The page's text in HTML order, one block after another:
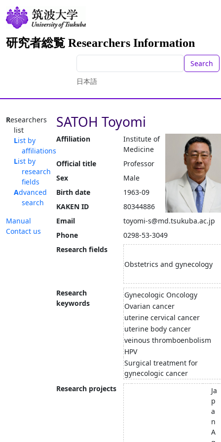
研究者総覧 Researchers Information
Search
日本語
Researchers
list
List by
affiliations
List by
research
fields
Advanced
search
Manual
Contact us
SATOH Toyomi
Affiliation
Institute of
Medicine
Official title
Professor
Sex
Male
Birth date
1963-09
KAKEN ID
80344886
Email
toyomi-s@md.tsukuba.ac.jp
Phone
0298-53-3049
Research fields
Obstetrics and gynecology
Research
keywords
Gynecologic Oncology
Ovarian cancer
uterine cervical cancer
uterine body cancer
veinous thromboenbolism
HPV
Surgical treatment for
gynecologic cancer
Research projects
Ja
p
a
n
A